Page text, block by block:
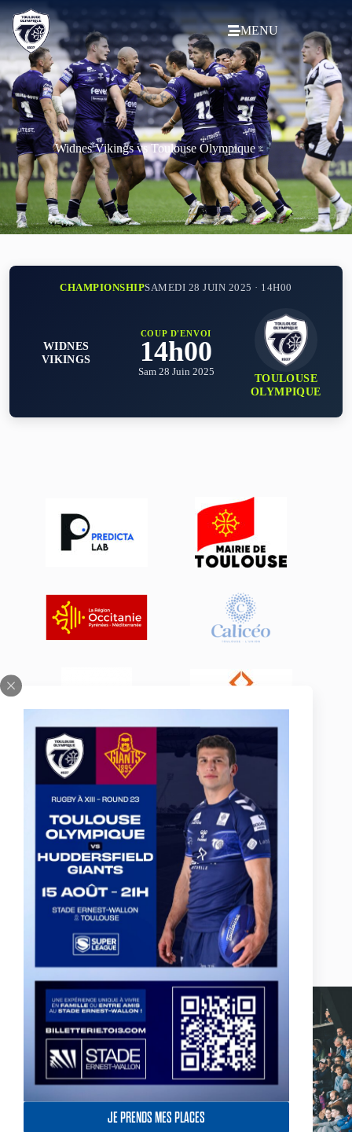
JE PRENDS MES PLACES
MENU
Widnes Vikings vs Toulouse Olympique
CHAMPIONSHIPSAMEDI 28 JUIN 2025 · 14H00
WIDNES
VIKINGS
COUP D'ENVOI
14h00
Sam 28 Juin 2025
TOULOUSE
OLYMPIQUE
Actualités, nouveautés,
billetterie, remises